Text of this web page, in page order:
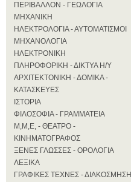
ΠΕΡΙΒΑΛΛΟΝ - ΓΕΩΛΟΓΙΑ
ΜΗΧΑΝΙΚΗ
ΗΛΕΚΤΡΟΛΟΓΙΑ - ΑΥΤΟΜΑΤΙΣΜΟΙ
ΜΗΧΑΝΟΛΟΓΙΑ
ΗΛΕΚΤΡΟΝΙΚΗ
ΠΛΗΡΟΦΟΡΙΚΗ - ΔΙΚΤΥΑ Η/Υ
ΑΡΧΙΤΕΚΤΟΝΙΚΗ - ΔΟΜΙΚΑ -
ΚΑΤΑΣΚΕΥΕΣ
ΙΣΤΟΡΙΑ
ΦΙΛΟΣΟΦΙΑ - ΓΡΑΜΜΑΤΕΙΑ
Μ,Μ,Ε, - ΘΕΑΤΡΟ -
ΚΙΝΗΜΑΤΟΓΡΑΦΟΣ
ΞΕΝΕΣ ΓΛΩΣΣΕΣ - ΟΡΟΛΟΓΙΑ
ΛΕΞΙΚΑ
ΓΡΑΦΙΚΕΣ ΤΕΧΝΕΣ - ΔΙΑΚΟΣΜΗΣΗ